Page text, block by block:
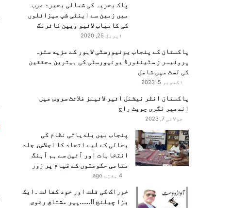
پاک بحریہ کی شمالی بحیرۂ عرب
میں زمین سے اینٹی شپ میزائلوں
کی کامیاب لائیو ویپن فائرنگ
اپریل 25, 2020
پاکستان کے پنجاب یونیورسٹی لاہور کے مزید سترہ
پروفیسر ز سٹینفورڈ یونیورسٹی کی بہترین محققین
کی لسٹ میں شامل
اکتوبر 5, 2023
پاکستان انٹر نیشنل ائیر لائینز فلائٹ سروس میں
اندھیر نگری چوپٹ راج
جولائی 7, 2023
پنجاب میں بلدیاتی نظام کی
بحالی کے لیے اتحاد کا اجلاس، جلد
انتخابات اور آئین سے ہم آہنگ
مقامی حکومتوں کے قیام پر زور
4 ہفتے ago
خوراک کی قلت اور خود کفالت ۔ایک
بڑا چیلنج !!……پیر مشتاق رضوی